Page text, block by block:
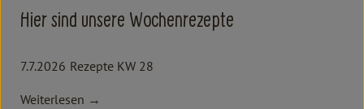
Hier sind unsere Wochenrezepte
7.7.2026 Rezepte KW 28
Weiterlesen →